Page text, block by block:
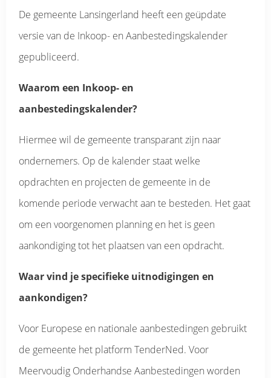
De gemeente Lansingerland heeft een geüpdate
versie van de Inkoop- en Aanbestedingskalender
gepubliceerd.
Waarom een Inkoop- en
aanbestedingskalender?
Hiermee wil de gemeente transparant zijn naar
ondernemers. Op de kalender staat welke
opdrachten en projecten de gemeente in de
komende periode verwacht aan te besteden. Het gaat
om een voorgenomen planning en het is geen
aankondiging tot het plaatsen van een opdracht.
Waar vind je specifieke uitnodigingen en
aankondigen?
Voor Europese en nationale aanbestedingen gebruikt
de gemeente het platform TenderNed. Voor
Meervoudig Onderhandse Aanbestedingen worden